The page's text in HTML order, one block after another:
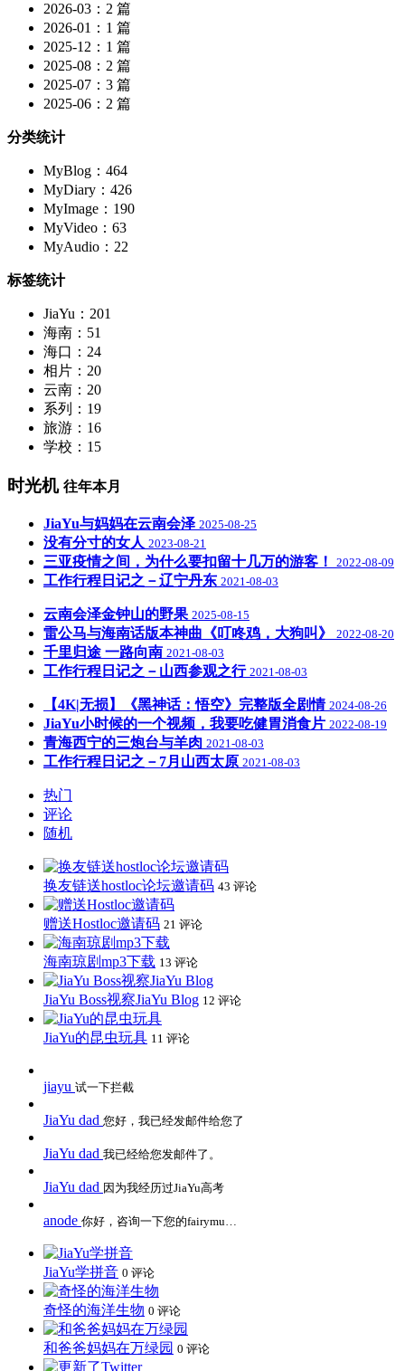
2026-03：2 篇
2026-01：1 篇
2025-12：1 篇
2025-08：2 篇
2025-07：3 篇
2025-06：2 篇
分类统计
MyBlog：464
MyDiary：426
MyImage：190
MyVideo：63
MyAudio：22
标签统计
JiaYu：201
海南：51
海口：24
相片：20
云南：20
系列：19
旅游：16
学校：15
时光机 往年本月
JiaYu与妈妈在云南会泽 2025-08-25
没有分寸的女人 2023-08-21
三亚疫情之间，为什么要扣留十几万的游客！ 2022-08-09
工作行程日记之－辽宁丹东 2021-08-03
云南会泽金钟山的野果 2025-08-15
雷公马与海南话版本神曲《叮咚鸡，大狗叫》 2022-08-20
千里归途 一路向南 2021-08-03
工作行程日记之－山西参观之行 2021-08-03
【4K|无损】《黑神话：悟空》完整版全剧情 2024-08-26
JiaYu小时候的一个视频，我要吃健胃消食片 2022-08-19
青海西宁的三炮台与羊肉 2021-08-03
工作行程日记之－7月山西太原 2021-08-03
热门
评论
随机
换友链送hostloc论坛邀请码 43 评论
赠送Hostloc邀请码 21 评论
海南琼剧mp3下载 13 评论
JiaYu Boss视察JiaYu Blog 12 评论
JiaYu的昆虫玩具 11 评论
jiayu 试一下拦截
JiaYu dad 您好，我已经发邮件给您了
JiaYu dad 我已经给您发邮件了。
JiaYu dad 因为我经历过JiaYu高考
anode 你好，咨询一下您的fairymu…
JiaYu学拼音 0 评论
奇怪的海洋生物 0 评论
和爸爸妈妈在万绿园 0 评论